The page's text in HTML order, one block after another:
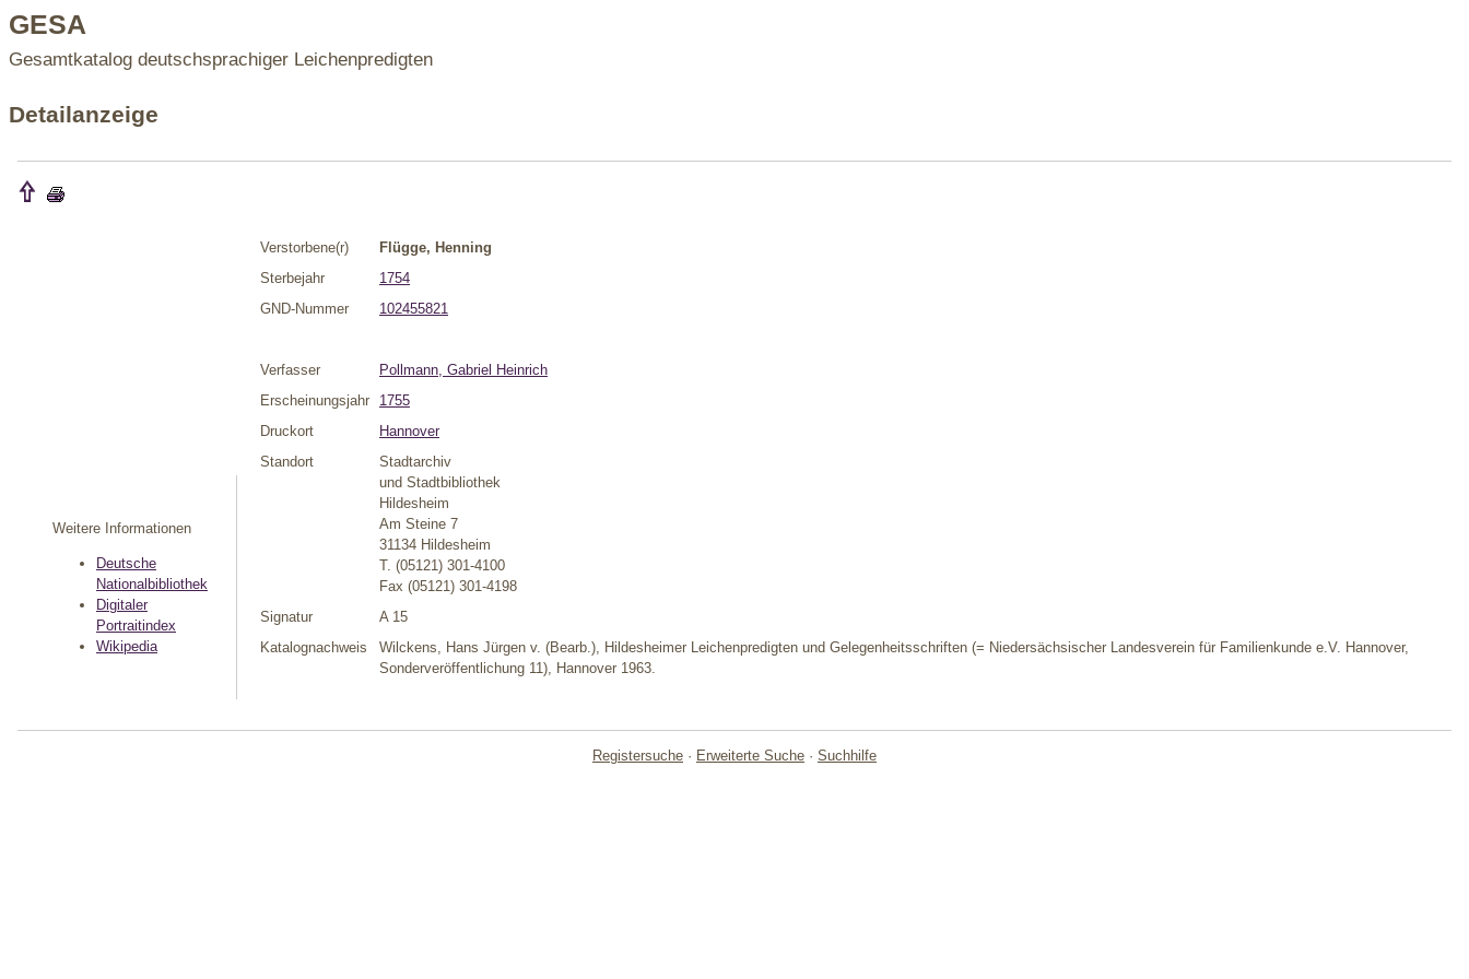
GESA
Gesamtkatalog deutschsprachiger Leichenpredigten
Detailanzeige
Weitere Informationen
Deutsche
Nationalbibliothek
Digitaler
Portraitindex
Wikipedia
Verstorbene(r)
Flügge, Henning
Sterbejahr
1754
GND-Nummer
102455821
Verfasser
Pollmann, Gabriel Heinrich
Erscheinungsjahr
1755
Druckort
Hannover
Standort
Stadtarchiv
und Stadtbibliothek
Hildesheim
Am Steine 7
31134 Hildesheim
T. (05121) 301-4100
Fax (05121) 301-4198
Signatur
A 15
Katalognachweis
Wilckens, Hans Jürgen v. (Bearb.), Hildesheimer Leichenpredigten und Gelegenheitsschriften (= Niedersächsischer Landesverein für Familienkunde e.V. Hannover,
Sonderveröffentlichung 11), Hannover 1963.
Registersuche · Erweiterte Suche · Suchhilfe